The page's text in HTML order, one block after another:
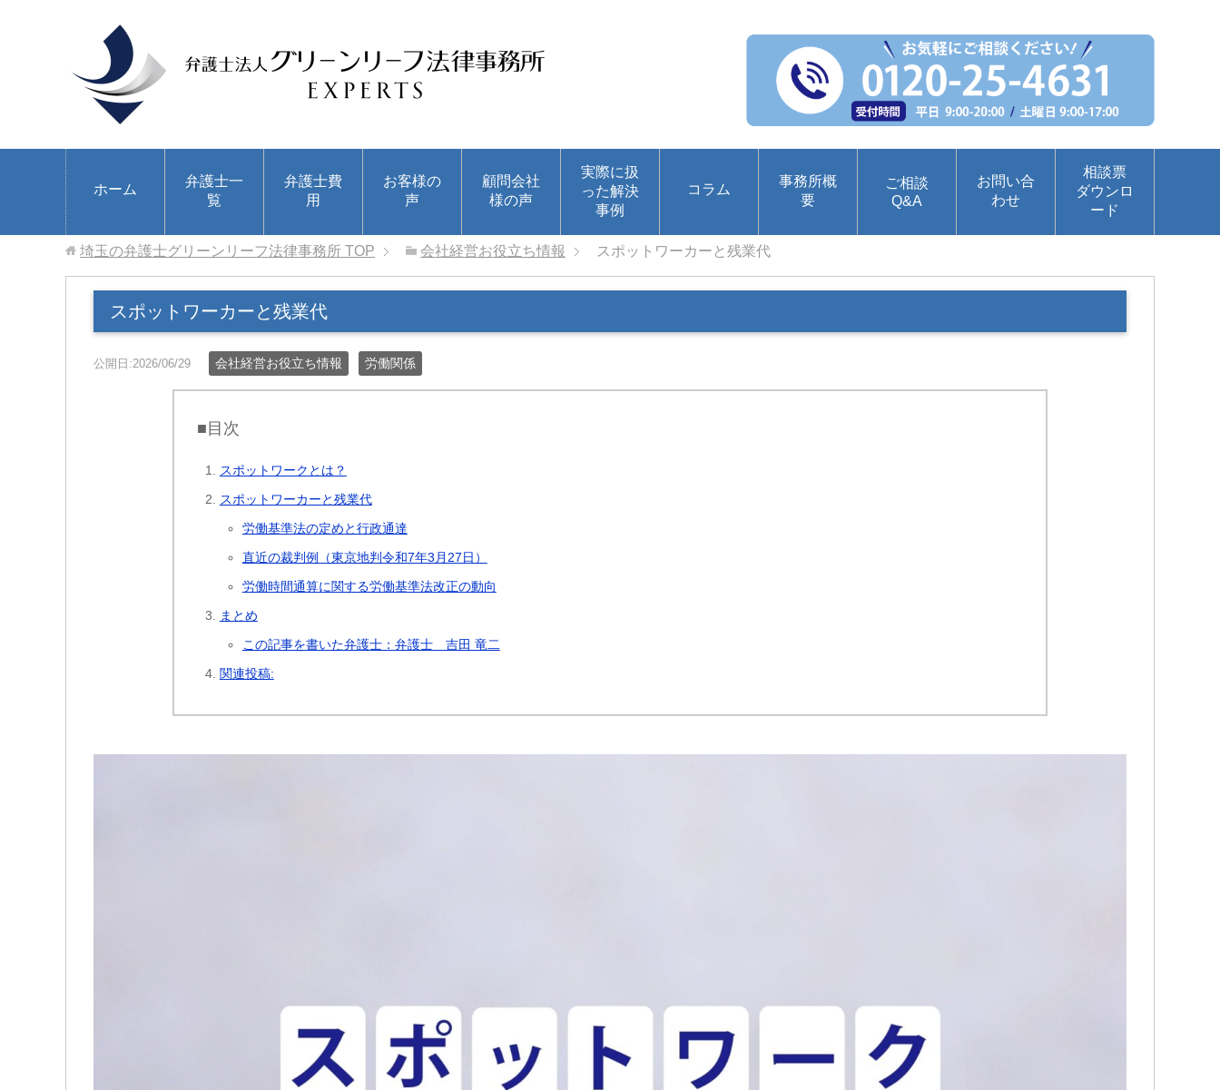
ホーム
弁護士一
覧
弁護士費
用
お客様の
声
顧問会社
様の声
実際に扱
った解決
事例
コラム
事務所概
要
ご相談
Q&A
お問い合
わせ
相談票
ダウンロ
ード
埼玉の弁護士グリーンリーフ法律事務所 TOP 会社経営お役立ち情報 スポットワーカーと残業代
スポットワーカーと残業代
公開日:2026/06/29 会社経営お役立ち情報 労働関係
■目次
スポットワークとは？
スポットワーカーと残業代
労働基準法の定めと行政通達
直近の裁判例（東京地判令和7年3月27日）
労働時間通算に関する労働基準法改正の動向
まとめ
この記事を書いた弁護士：弁護士 吉田 竜二
関連投稿: